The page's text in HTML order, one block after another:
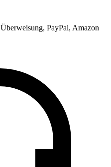
Überweisung, PayPal, Amazon